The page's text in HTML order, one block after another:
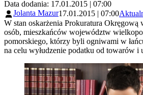
Data dodania: 17.01.2015 | 07:00
Jolanta Mazur17.01.2015 | 07:00
W stan oskarżenia Prokuratura Okręgową
osób, mieszkańców województw
pomorskiego, którzy byli ogniwami w
na celu wyłudzenie podatku od towarów i